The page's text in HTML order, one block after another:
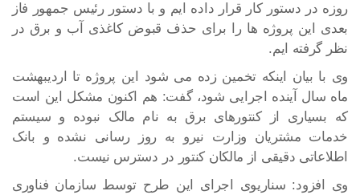
روزه در دستور کار قرار داده ایم و با دستور رئیس جمهور فاز
بعدی این پروژه ها را برای حذف قبوض کاغذی آب و برق در
نظر گرفته ایم.
وی با بیان اینکه تخمین زده می شود این پروژه تا اردیبهشت
ماه سال آینده اجرایی شود، گفت: هم اکنون مشکل این است
که بسیاری از کنتورهای برق به نام مالک نبوده و سیستم
خدمات مشتریان وزارت نیرو به روز رسانی نشده و بانک
اطلاعاتی دقیقی از مالکان کنتور در دسترس نیست.
وی افزود: سناریوی اجرای این طرح توسط سازمان فناوری